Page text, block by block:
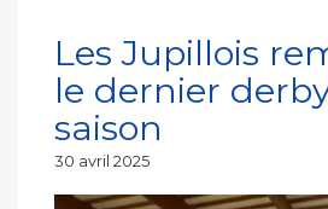
Les Jupillois
le dernier
saison
Publié
30 avril 2025